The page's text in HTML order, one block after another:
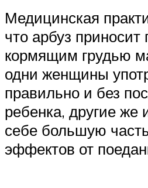
Медицинская
что арбуз приносит
кормящим грудью
одни женщины
правильно и без
ребенка, другие
себе большую
эффектов от